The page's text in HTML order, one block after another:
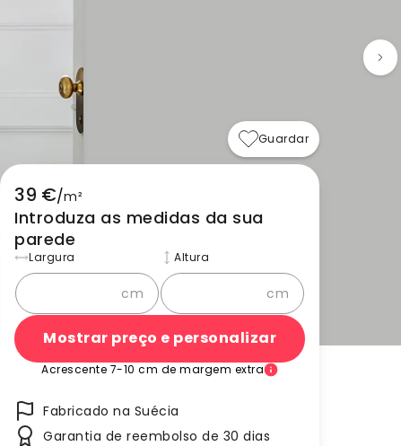
Guardar
39 €/m²
Introduza as medidas da sua
parede
Largura
cm
Altura
cm
Mostrar preço e personalizar
Acrescente 7-10 cm de margem extra
Fabricado na Suécia
Garantia de reembolso de 30 dias